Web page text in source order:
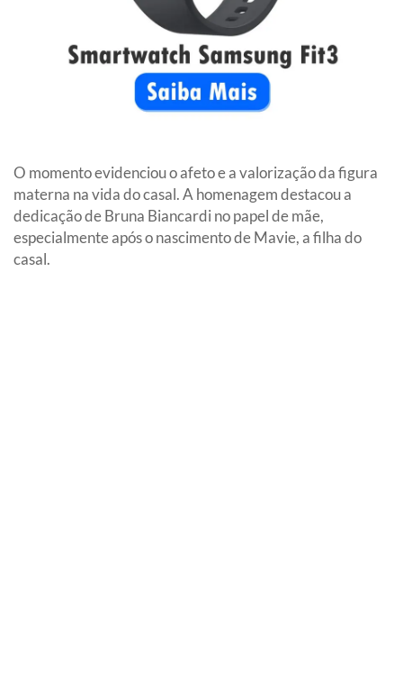
O momento evidenciou o afeto e a valorização da figura
materna na vida do casal. A homenagem destacou a
dedicação de Bruna Biancardi no papel de mãe,
especialmente após o nascimento de Mavie, a filha do
casal.